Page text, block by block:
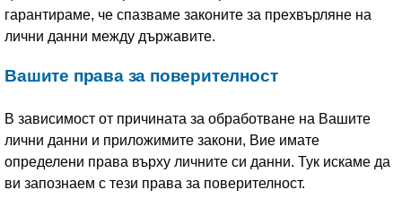
гарантираме, че спазваме законите за прехвърляне на
лични данни между държавите.
Вашите права за поверителност
В зависимост от причината за обработване на Вашите
лични данни и приложимите закони, Вие имате
определени права върху личните си данни. Тук искаме да
ви запознаем с тези права за поверителност.